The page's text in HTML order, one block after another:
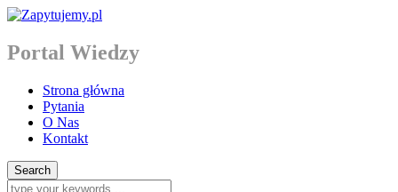
Portal Wiedzy
Strona główna
Pytania
O Nas
Kontakt